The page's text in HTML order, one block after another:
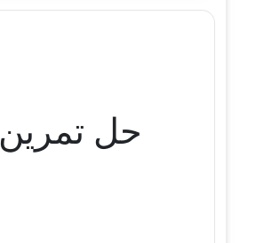
حل تمرين 10 صفحة 86 الفيزياء للسنة الثالثة متوسط – الجيل الثاني